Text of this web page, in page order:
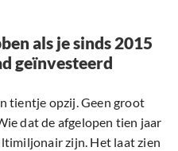
als je sinds 2015
geïnvesteerd
tientje opzij. Geen groot
dat de afgelopen tien jaar
zijn. Het laat zien